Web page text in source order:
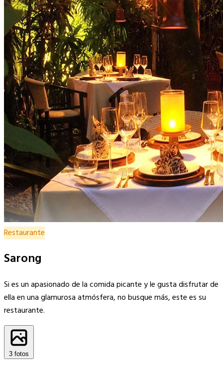
Restaurante
Sarong
Si es un apasionado de la comida picante y le gusta disfrutar de
ella en una glamurosa atmósfera, no busque más, este es su
restaurante.
3 fotos